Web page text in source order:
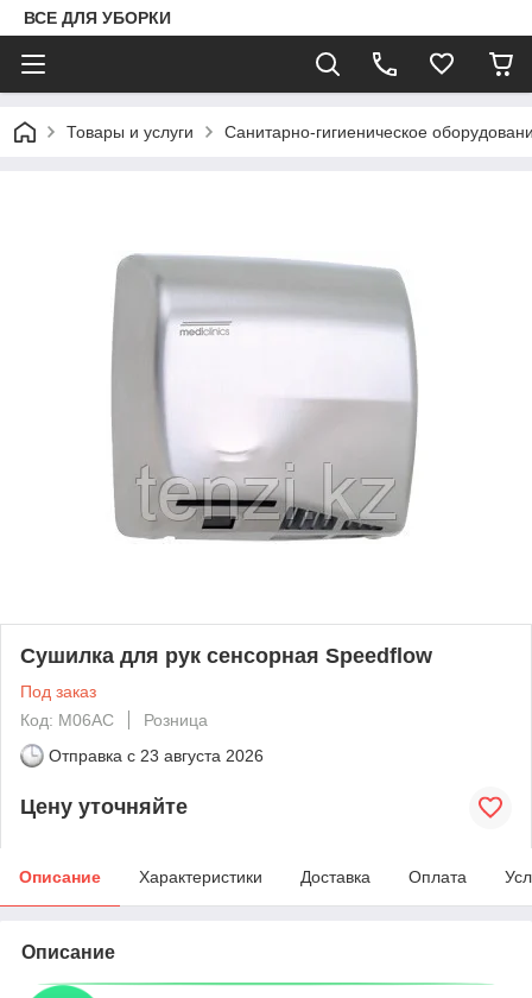
ВСЕ ДЛЯ УБОРКИ
Товары и услуги Санитарно-гигиеническое
Сушилка для рук сенсорная Speedflow
Под заказ
Код: M06AC
Розница
Отправка с 23 августа 2026
Цену уточняйте
Описание Характеристики Доставка Оплата
Описание